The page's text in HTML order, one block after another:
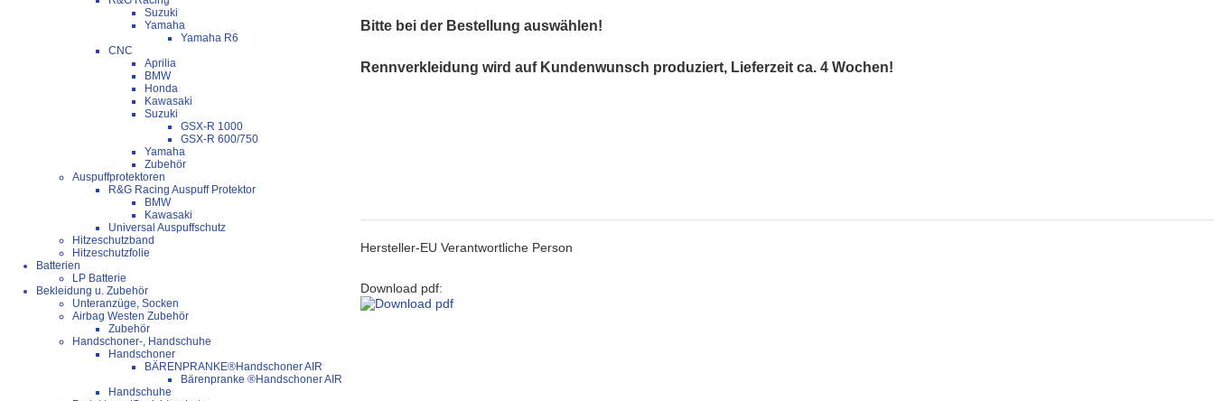
Suzuki
Yamaha
Yamaha R6
CNC
Aprilia
BMW
Honda
Kawasaki
Suzuki
GSX-R 1000
GSX-R 600/750
Yamaha
Zubehör
Auspuffprotektoren
R&G Racing Auspuff Protektor
BMW
Kawasaki
Universal Auspuffschutz
Hitzeschutzband
Hitzeschutzfolie
Batterien
LP Batterie
Bekleidung u. Zubehör
Unteranzüge, Socken
Airbag Westen Zubehör
Zubehör
Handschoner-, Handschuhe
Handschoner
BÄRENPRANKE®Handschoner AIR
Bärenpranke ®Handschoner AIR
Handschuhe
Bitte bei der Bestellung auswählen!
Rennverkleidung wird auf Kundenwunsch produziert, Lieferzeit ca. 4 Wochen!
Hersteller-EU Verantwortliche Person
Download pdf: